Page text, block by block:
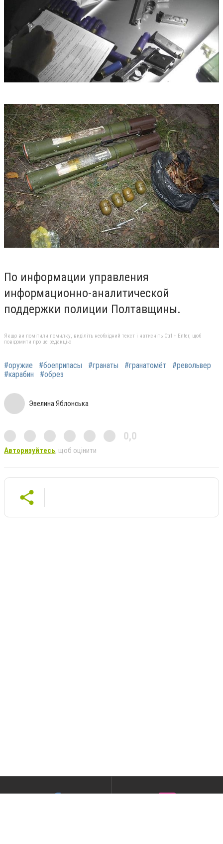
По информации управления
информационно-аналитической
поддержки полиции Полтавщины.
Якщо ви помітили помилку, виділіть необхідний текст і натисніть Ctrl + Enter, щоб
повідомити про це редакцію
#оружие #боеприпасы #гранаты #гранатомёт
#револьвер
#карабин
#обрез
Эвелина Яблонська
0,0
Авторизуйтесь, щоб оцінити